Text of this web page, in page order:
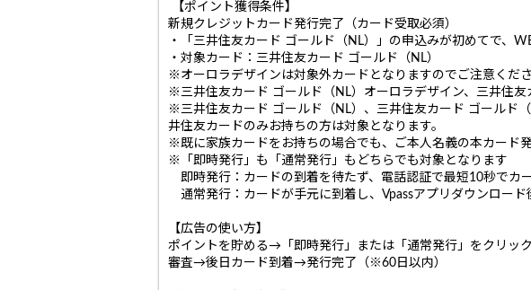
【ポイント獲得条件】
新規クレジットカード発行完了（カード受取必須）
・「三井住友カード ゴールド（NL）」の申込みが初めてで、
・対象カード：三井住友カード ゴールド（NL）
※オーロラデザインは対象外カードとなりますのでご注意くださ
※三井住友カード ゴールド（NL）オーロラデザイン、三井住
※三井住友カード ゴールド（NL）、三井住友カード ゴールド
井住友カードのみお持ちの方は対象となります。
※既に家族カードをお持ちの場合でも、ご本人名義の本カード
※「即時発行」も「通常発行」もどちらでも対象となります
即時発行：カードの到着を待たず、電話認証で最短10秒でカ
通常発行：カードが手元に到着し、Vpassアプリダウンロード
【広告の使い方】
ポイントを貯める→「即時発行」または「通常発行」をクリ
審査→後日カード到着→発行完了（※60日以内）